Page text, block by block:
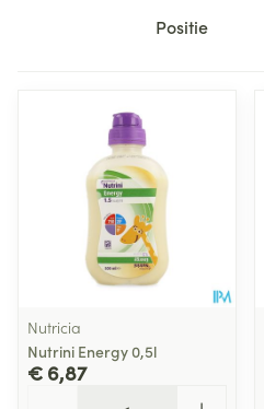
Sorteer op:
Nutricia
Nutrini Energy 0,5l
€ 6,87